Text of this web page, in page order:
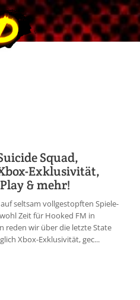
Squad,
Exklusivität,
& mehr!
seltsam vollgestopften Spiele-
Zeit für Hooked FM in
reden wir über die letzte State
Xbox-Exklusivität, gec...